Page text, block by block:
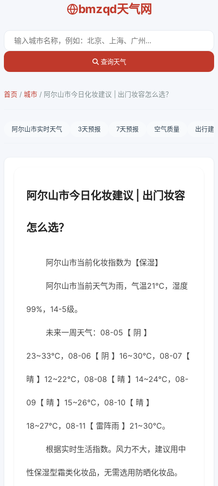
bmzqd天气网
查询天气
首页 / 城市 / 阿尔山市今日化妆建议 | 出门妆容怎么选？
阿尔山市实时天气 3天预报 7天预报 空气质量 出行建
阿尔山市今日化妆建议 | 出门妆容
怎么选？
阿尔山市当前化妆指数为【保湿】
阿尔山市当前天气为雨，气温21℃，湿度
99%，14-5级。
未来一周天气：08-05【 阴 】
23~33℃，08-06【 阴 】16~30℃，08-07【
晴 】12~22℃，08-08【 晴 】14~24℃，08-
09【 晴 】15~26℃，08-10【 晴 】
18~27℃，08-11【 雷阵雨 】21~30℃。
根据实时生活指数。风力不大，建议用中
性保湿型霜类化妆品，无需选用防晒化妆品。